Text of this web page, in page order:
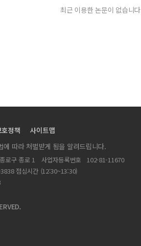
최근 이용한 논문이 없습니
정책
사이트맵
따라 처벌받게 됨을 알려드립니다.
로구 종로 1 사업자등록번호
102-81-11670
점심시간 (12:30~13:30)